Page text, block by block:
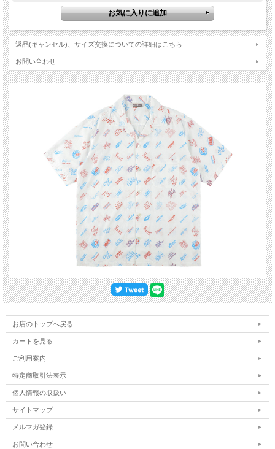
返品(キャンセル)、サイズ交換についての詳細はこちら
お問い合わせ
お店のトップへ戻る
カートを見る
ご利用案内
特定商取引法表示
個人情報の取扱い
サイトマップ
メルマガ登録
お問い合わせ